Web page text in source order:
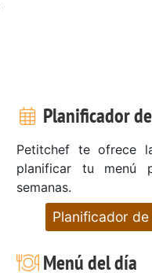
Planificador
Petitchef te ofrece
planificar tu menú
semanas.
Planificador de
Menú del día